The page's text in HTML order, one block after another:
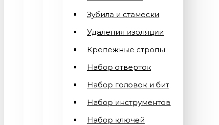
Зубила и стамески
Удаления изоляции
Крепежные стропы
Набор отверток
Набор головок и бит
Набор инструментов
Набор ключей